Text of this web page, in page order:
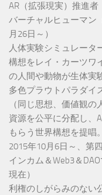
AR（拡張現実）推進者
バーチャルヒューマン
月26日～）
人体実験シミュレータ
構想をレイ・カーツワ
の人間や動物が生体実
多色プラウトパラダイ
（同じ思想、価値観の
資源を公平に分配し、
もらう世界構想を提唱。
2015年10月6日～、第
インカム＆Web3＆
現在）
利権のしがらみのない